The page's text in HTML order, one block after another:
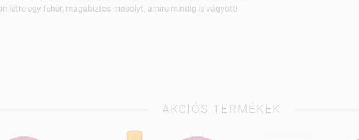
létre egy fehér, magabiztos mosolyt, amire mindig is vágyott!
AKCIÓS TERMÉKEK